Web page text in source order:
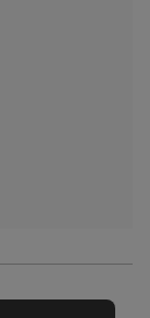
故働き方改革を
た。